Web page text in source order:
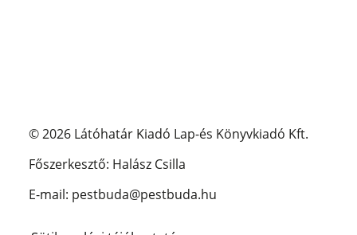
© 2026 Látóhatár Kiadó Lap-és Könyvkiadó Kft.
Főszerkesztő: Halász Csilla
E-mail: pestbuda@pestbuda.hu